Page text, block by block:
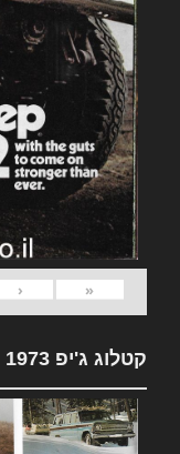
«
‹
קטלוג ג'יפ 1973